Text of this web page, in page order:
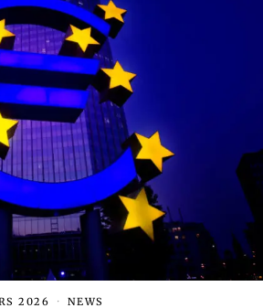
2026 NEWS